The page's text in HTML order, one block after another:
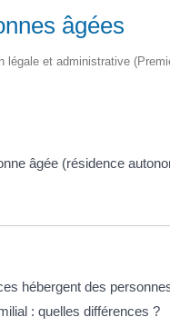
âgées
légale et administrative
âgée (résidence
hébergent des
: quelles différences ?